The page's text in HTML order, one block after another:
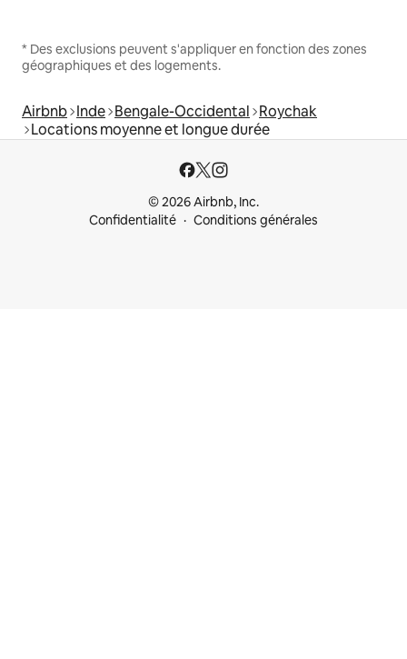
* Des exclusions peuvent s'appliquer en fonction des zones
géographiques et des logements.
Airbnb Inde Bengale-Occidental Roychak
Locations moyenne et longue durée
© 2026 Airbnb, Inc.
Confidentialité
Conditions générales